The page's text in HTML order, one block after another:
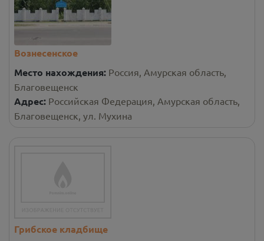
Вознесенское
Место нахождения: Россия, Амурская область,
Благовещенск
Адрес: Российская Федерация, Амурская область,
Благовещенск, ул. Мухина
Грибское кладбище